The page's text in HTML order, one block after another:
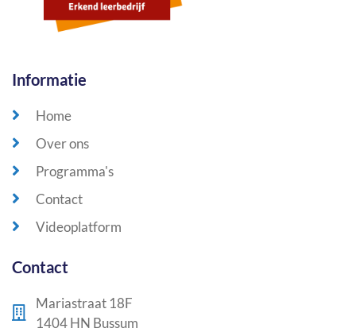
Informatie
Home
Over ons
Programma's
Contact
Videoplatform
Contact
Mariastraat 18F
1404 HN Bussum